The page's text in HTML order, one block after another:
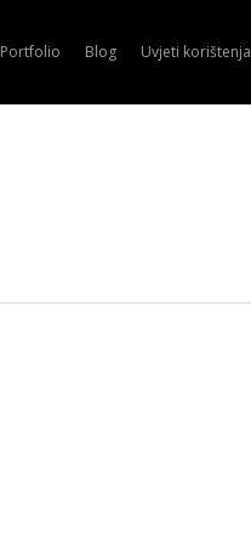
Portfolio Blog Uvjeti korištenja